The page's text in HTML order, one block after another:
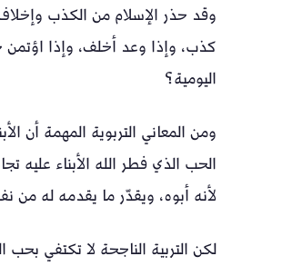
وقد حذر الإسلام من الكذب
كذب، وإذا وعد أخلف، وإذا
اليومية؟
ومن المعاني التربوية المهمة
الحب الذي فطر الله الأبناء عليه
لأنه أبوه، ويقدّر ما يقدمه له من
لكن التربية الناجحة لا تكتفي